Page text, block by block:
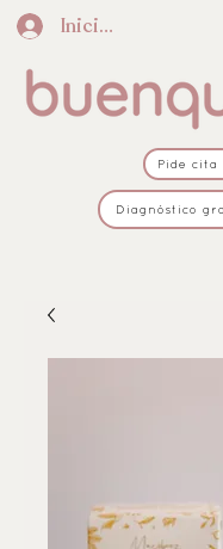
Iniciar sesión
Pide cita
Diagnóstico